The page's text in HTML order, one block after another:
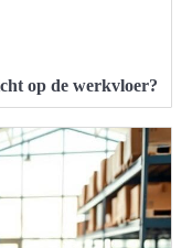
op de werkvloer?